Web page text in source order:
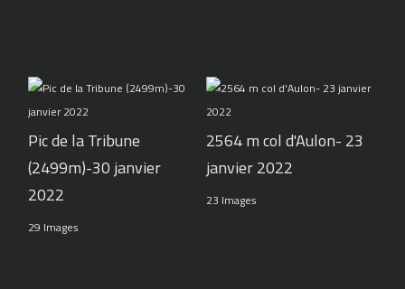
Pic de la Tribune
(2499m)-30 janvier
2022
29 Images
2564 m col d'Aulon- 23
janvier 2022
23 Images